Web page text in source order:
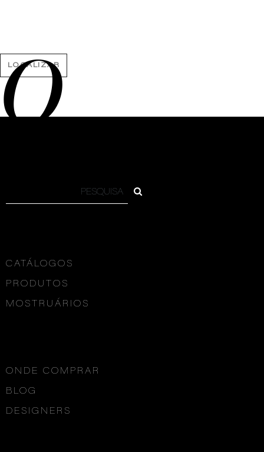
LOCALIZAR
O
CATÁLOGOS
PRODUTOS
MOSTRUÁRIOS
ONDE COMPRAR
BLOG
DESIGNERS